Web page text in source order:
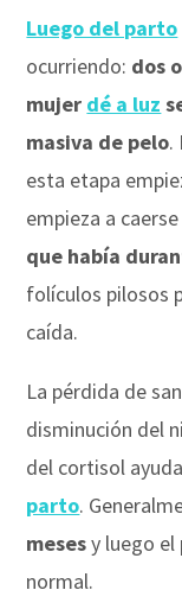
Luego del parto
ocurriendo: dos
mujer dé a luz
masiva de pelo.
esta etapa
empieza a
que había
folículos pilosos
caída.
La pérdida de
disminución del
del cortisol
parto.
mesesy luego
normal.